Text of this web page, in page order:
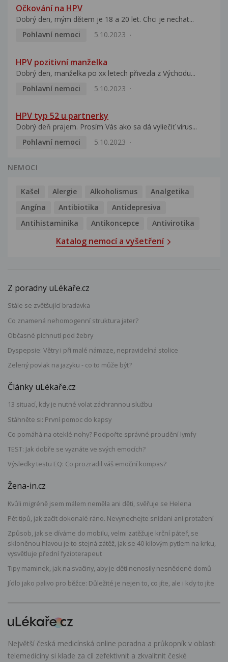
Očkování na HPV
Dobrý den, mým dětem je 18 a 20 let. Chci je nechat...
Pohlavní nemoci
5.10.2023
HPV pozitivní manželka
Dobrý den, manželka po xx letech přivezla z Východu...
Pohlavní nemoci
5.10.2023
HPV typ 52 u partnerky
Dobrý deň prajem. Prosím Vás ako sa dá vyliečiť vírus...
Pohlavní nemoci
5.10.2023
NEMOCI
Kašel Alergie Alkoholismus
Analgetika
Angína
Antibiotika
Antidepresiva
Antihistaminika
Antikoncepce Antivirotika
Katalog nemocí a vyšetření
Z poradny uLékaře.cz
Stále se zvětšující bradavka
Co znamená nehomogenní struktura jater?
Občasné píchnutí pod žebry
Dyspepsie: Větry i při malé námaze, nepravidelná stolice
Zelený povlak na jazyku - co to může být?
Články uLékaře.cz
13 situací, kdy je nutné volat záchrannou službu
Stáhněte si: První pomoc do kapsy
Co pomáhá na oteklé nohy? Podpořte správné proudění lymfy
TEST: Jak dobře se vyznáte ve svých emocích?
Výsledky testu EQ: Co prozradil váš emoční kompas?
Žena-in.cz
Kvůli migréně jsem málem neměla ani děti, svěřuje se Helena
Pět tipů, jak začít dokonalé ráno. Nevynechejte snídani ani protažení
Způsob, jak se díváme do mobilu, velmi zatěžuje krční páteř, se
skloněnou hlavou je to stejná zátěž, jak se 40 kilovým pytlem na krku,
vysvětluje přední fyzioterapeut
Tipy maminek, jak na svačiny, aby je děti nenosily nesnědené domů
Jídlo jako palivo pro běžce: Důležité je nejen to, co jíte, ale i kdy to jíte
Největší česká medicínská online poradna a průkopník v oblasti
telemedicíny si klade za cíl zefektivnit a zkvalitnit české